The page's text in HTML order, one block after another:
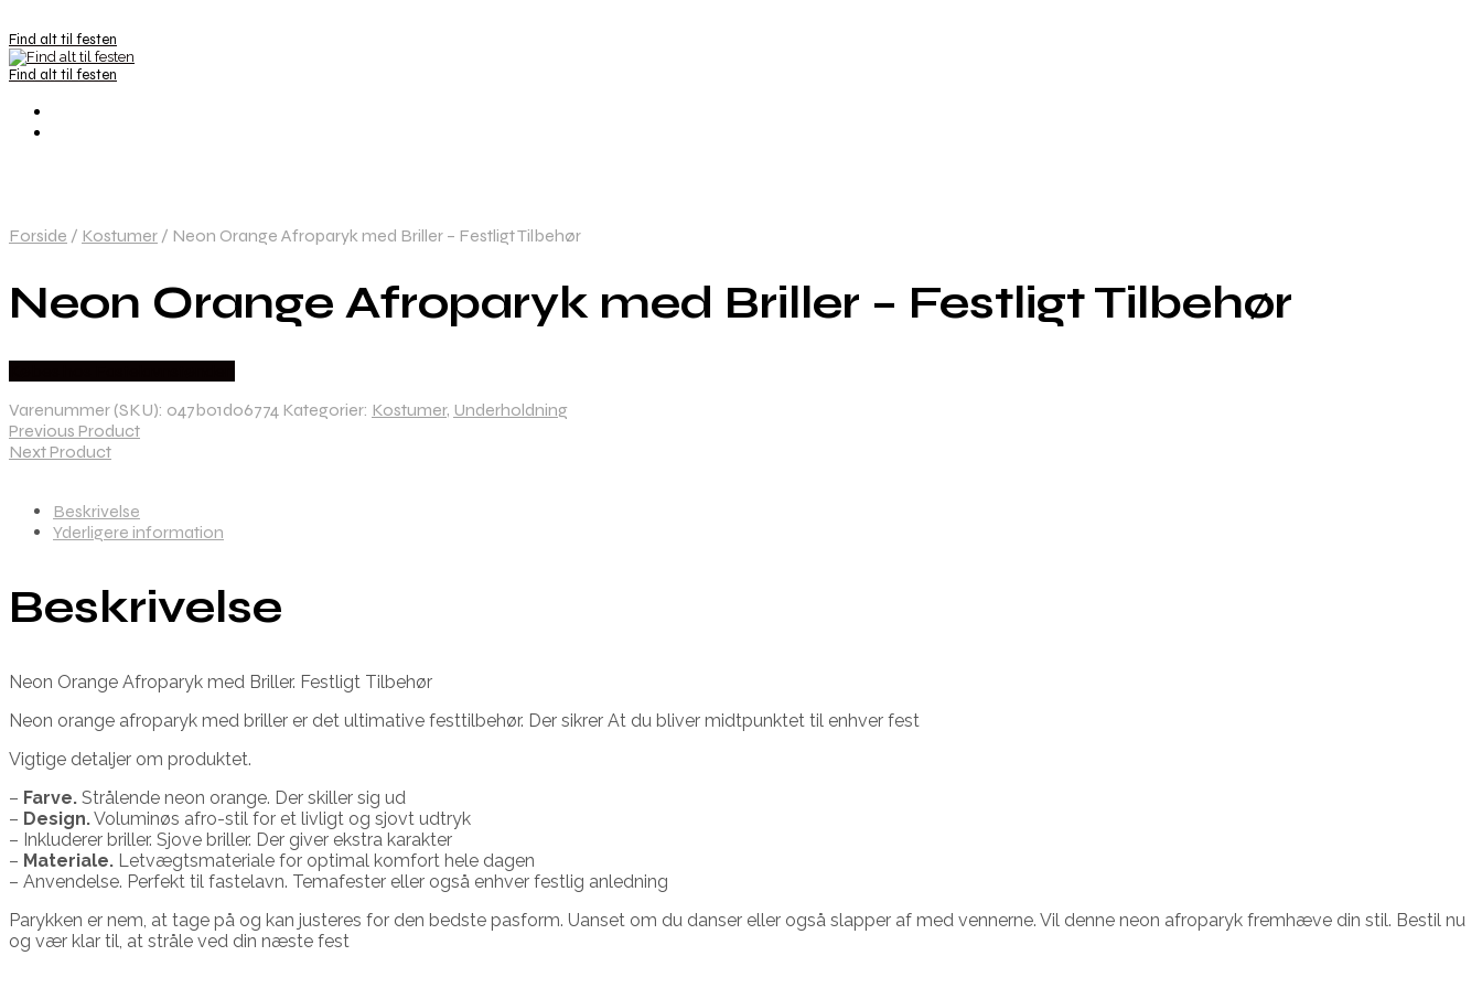
Find alt til festen
Find alt til festen
Forside / Kostumer / Neon Orange Afroparyk med Briller – Festligt Tilbehør
Neon Orange Afroparyk med Briller – Festligt Tilbehør
Varenummer (SKU): 047b01d06774 Kategorier: Kostumer, Underholdning
Previous Product
Next Product
Beskrivelse
Yderligere information
Beskrivelse
Neon Orange Afroparyk med Briller. Festligt Tilbehør
Neon orange afroparyk med briller er det ultimative festtilbehør. Der sikrer At du bliver midtpunktet til enhver fest
Vigtige detaljer om produktet.
– Farve. Strålende neon orange. Der skiller sig ud
– Design.Voluminøs afro-stil for et livligt og sjovt udtryk
– Inkluderer briller. Sjove briller. Der giver ekstra karakter
– Materiale. Letvægtsmateriale for optimal komfort hele dagen
– Anvendelse. Perfekt til fastelavn. Temafester eller også enhver festlig anledning
Parykken er nem, at tage på og kan justeres for den bedste pasform. Uanset om du danser eller også slapper af med vennerne. Vil denne neon afroparyk fremhæve din stil. Bestil nu
og vær klar til, at stråle ved din næste fest